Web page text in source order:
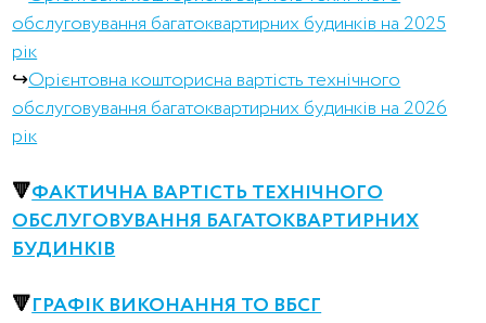
обслуговування багатоквартирних будинків на 2025
рік
↪︎Орієнтовна кошторисна вартість технічного
обслуговування багатоквартирних будинків на 2026
рік
🔻ФАКТИЧНА ВАРТІСТЬ ТЕХНІЧНОГО
ОБСЛУГОВУВАННЯ БАГАТОКВАРТИРНИХ
БУДИНКІВ
🔻ГРАФІК ВИКОНАННЯ ТО ВБСГ